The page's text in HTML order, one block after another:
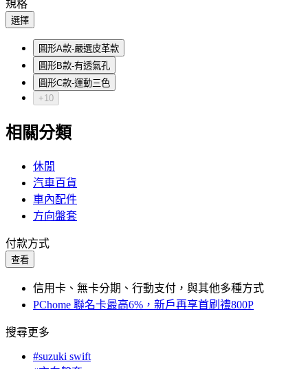
規格
選擇
圓形A款-嚴選皮革款
圓形B款-有透氣孔
圓形C款-運動三色
+10
相關分類
休閒
汽車百貨
車內配件
方向盤套
付款方式
查看
信用卡、無卡分期、行動支付，與其他多種方式
PChome 聯名卡最高6%，新戶再享首刷禮800P
搜尋更多
#suzuki swift